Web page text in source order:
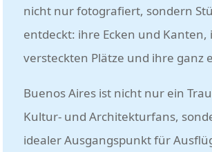
nicht nur fotografiert, sondern
entdeckt: ihre Ecken und Kanten,
versteckten Plätze und ihre ganz
Buenos Aires ist nicht nur ein
Kultur- und Architekturfans,
idealer Ausgangspunkt für